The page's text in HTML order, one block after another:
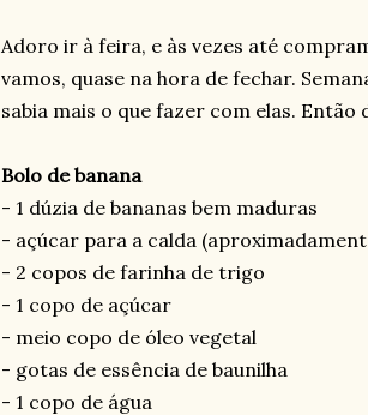
Adoro ir à feira, e às vezes até
vamos, quase na hora de fechar.
sabia mais o que fazer com elas.
Bolo de banana
- 1 dúzia de bananas bem maduras
- açúcar para a calda
- 2 copos de farinha de trigo
- 1 copo de açúcar
- meio copo de óleo vegetal
- gotas de essência de baunilha
- 1 copo de água